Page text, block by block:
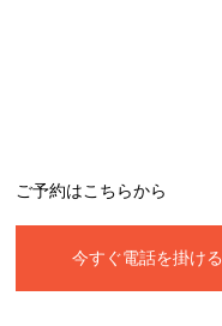
ご予約はこちらから
今すぐ電話を掛ける